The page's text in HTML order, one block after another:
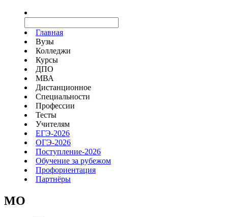
Главная
Вузы
Колледжи
Курсы
ДПО
МВА
Дистанционное
Специальности
Профессии
Тесты
Учителям
ЕГЭ-2026
ОГЭ-2026
Поступление-2026
Обучение за рубежом
Профориентация
Партнёры
MO